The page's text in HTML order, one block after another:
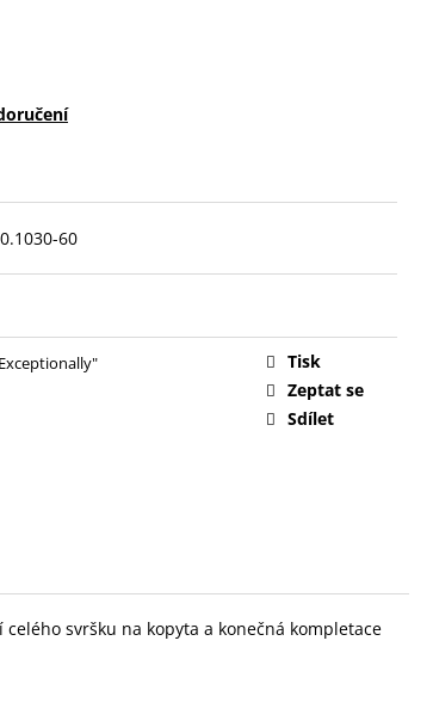
60
Tisk
Zeptat se
Sdílet
svršku na kopyta a konečná kompletace